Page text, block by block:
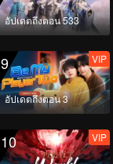
อัปเดตถึงตอน 533
9
อัปเดตถึงตอน 3
VIP
10 VIP